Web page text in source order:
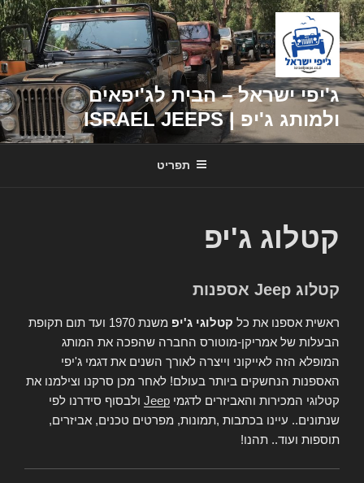
דילוג
לתוכן
ג'יפי ישראל – הבית לג'יפאים
ולמותג ג'יפ | ISRAEL JEEPS
תפריט
קטלוג ג'יפ
קטלוג Jeep אספנות
ראשית אספנו את כל קטלוגי ג'יפ
משנת 1970 ועד תום תקופת
הבעלות של אמריקן-מוטורס החברה שהפכה את המותג
המופלא הזה לאייקוני וייצרה לאורך השנים את דגמי ג'יפי
האספנות הנחשקים ביותר בעולם! לאחר מכן סרקנו וצילמנו את
קטלוגי המכירות והאביזרים לדגמי Jeep ולבסוף סידרנו לפי
שנתונים.. עיינו בכתבות ,תמונות, מפרטים טכנים, אביזרים,
תוספות ועוד.. תהנו!